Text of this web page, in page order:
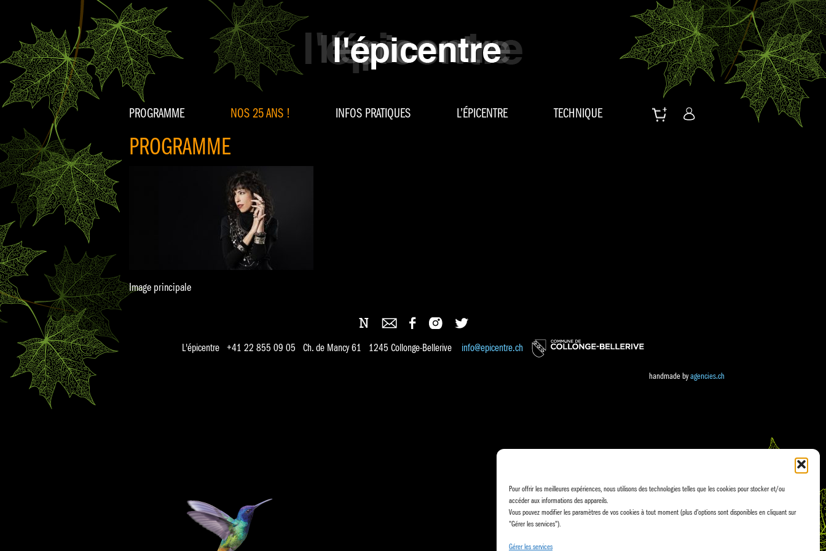
Pour offrir les meilleures expériences, nous utilisons des technologies telles que les cookies pour stocker et/ou
accéder aux informations des appareils.
Vous pouvez modifier les paramètres de vos cookies à tout moment (plus d'options sont disponibles en cliquant sur
"Gérer les services").
Gérer les services
PROGRAMME NOS 25 ANS ! INFOS PRATIQUES L’ÉPICENTRE TECHNIQUE
PROGRAMME
Image principale
L'épicentre +41 22 855 09 05 Ch. de Mancy 61 1245 Collonge-Bellerive info@epicentre.ch
handmade byagencies.ch